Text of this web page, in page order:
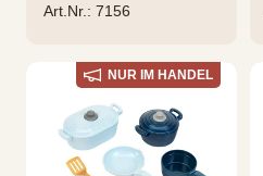
Art.Nr.: 7156
NUR IM HANDEL